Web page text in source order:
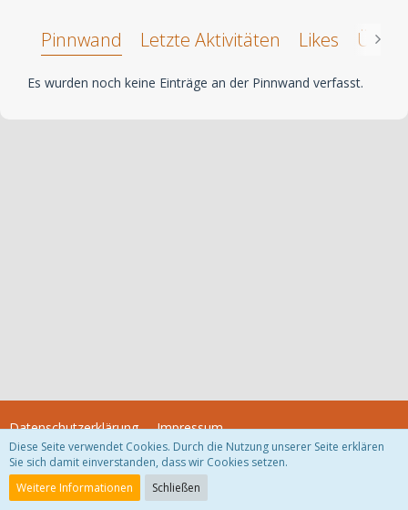
Pinnwand Letzte Aktivitäten Likes Über
Es wurden noch keine Einträge an der Pinnwand verfasst.
Datenschutzerklärung Impressum
Community-Software:
Diese Seite verwendet Cookies. Durch die Nutzung unserer Seite erklären
Sie sich damit einverstanden, dass wir Cookies setzen.
Weitere Informationen
Schließen